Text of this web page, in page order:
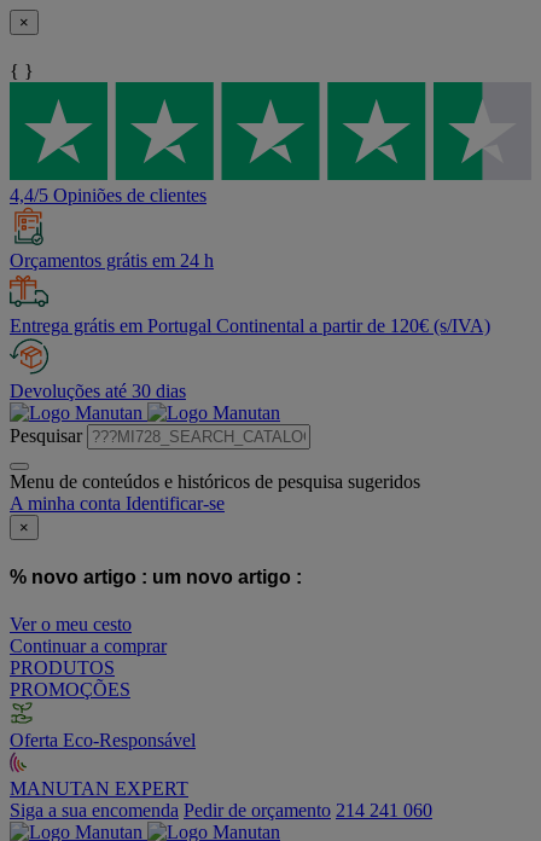
×
{ }
4,4/5 Opiniões de clientes
Orçamentos grátis em 24 h
Entrega grátis em Portugal Continental a partir de 120€ (s/IVA)
Devoluções até 30 dias
Pesquisar
Menu de conteúdos e históricos de pesquisa sugeridos
A minha conta Identificar-se
×
% novo artigo : um novo artigo :
Ver o meu cesto
Continuar a comprar
PRODUTOS
PROMOÇÕES
Oferta Eco-Responsável
MANUTAN EXPERT
Siga a sua encomenda Pedir de orçamento 214 241 060